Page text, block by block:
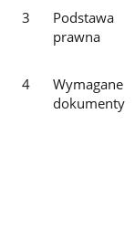
3
Podstawa
prawna
4
Wymagane
dokumenty